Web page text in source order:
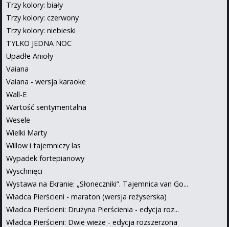
Trzy kolory: biały
Trzy kolory: czerwony
Trzy kolory: niebieski
TYLKO JEDNA NOC
Upadłe Anioły
Vaiana
Vaiana - wersja karaoke
Wall-E
Wartość sentymentalna
Wesele
Wielki Marty
Willow i tajemniczy las
Wypadek fortepianowy
Wyschnięci
Wystawa na Ekranie: „Słoneczniki”. Tajemnica van Go...
Władca Pierścieni - maraton (wersja reżyserska)
Władca Pierścieni: Drużyna Pierścienia - edycja roz...
Władca Pierścieni: Dwie wieże - edycja rozszerzona